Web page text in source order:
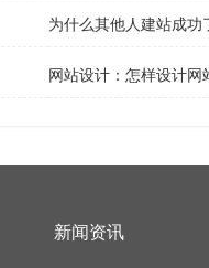
为什么其他人建站成功
网站设计：怎样设计网
新闻资讯